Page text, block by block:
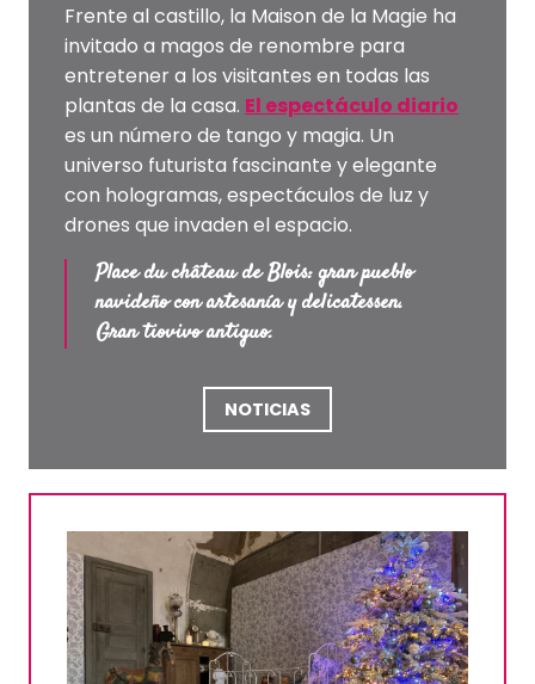
Frente al castillo, la Maison de la Magie ha
invitado a magos de renombre para
entretener a los visitantes en todas las
plantas de la casa. El espectáculo diario
es un número de tango y magia. Un
universo futurista fascinante y elegante
con hologramas, espectáculos de luz y
drones que invaden el espacio.
Place du château de Blois: gran pueblo
navideño con artesanía y delicatessen.
Gran tiovivo antiguo.
NOTICIAS